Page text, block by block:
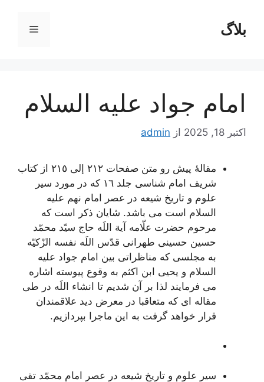
محتوابلاگ فهرست
امام جواد علیه السلام
اکتبر 18, 2025 از admin
مقالۀ پیش رو متن صفحات ٢١٢ إلی ٢١٥ از کتاب
شریف امام شناسی جلد ١٦ که در مورد سیر
علوم و تاریخ شیعه در عصر امام نهم علیه
السلام است می باشد. شایان ذکر است که
مرحوم حضرت علّامه آیة اللَه حاج سیّد محمّد
حسین حسینی طهرانی قدّس اللَه نفسه الزّکیّه
به مجلسی که مناظراتی بین امام جواد علیه
السلام و یحیی ابن اکثم به وقوع پیوسته اشاره
می فرمایند لذا بر آن شدیم تا انشاء اللَه در طی
مقاله ای که متعاقبا در معرض دید علاقمندان
قرار خواهد گرفت به این ماجرا بپردازیم.
سير علوم و تاريخ شيعه در عصر امام محمّد تقى